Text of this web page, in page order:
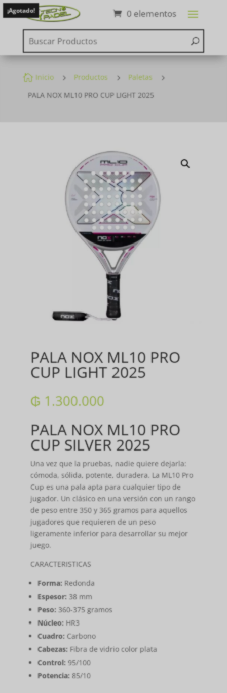
0 elementos
¡Agotado!
 Inicio 5 Productos 5 Paletas 5
PALA NOX ML10 PRO CUP LIGHT 2025
PALA NOX ML10 PRO
CUP LIGHT 2025
₲ 1.300.000
PALA NOX ML10 PRO
CUP SILVER 2025
Una vez que la pruebas, nadie quiere dejarla:
cómoda, sólida, potente, duradera. La ML10 Pro
Cup es una pala apta para cualquier tipo de
jugador. Un clásico en una versión con un rango
de peso entre 350 y 365 gramos para aquellos
jugadores que requieren de un peso
ligeramente inferior para desarrollar su mejor
juego.
CARACTERISTICAS
Forma:Redonda
Espesor:38 mm
Peso:360-375 gramos
Núcleo:HR3
Cuadro:Carbono
Cabezas:Fibra de vidrio color plata
Control:95/100
Potencia:85/10